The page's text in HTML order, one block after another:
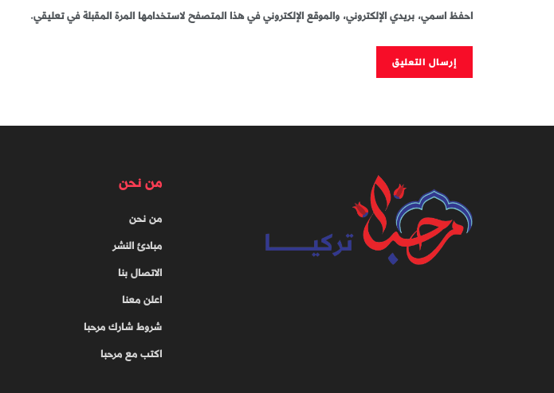
احفظ اسمي، بريدي الإلكتروني، والموقع الإلكتروني في هذا المتصفح لاستخدامها المرة المقبلة في تعليقي.
من نحن
من نحن
مبادئ النشر
الاتصال بنا
اعلن معنا
شروط شارك مرحبا
اكتب مع مرحبا